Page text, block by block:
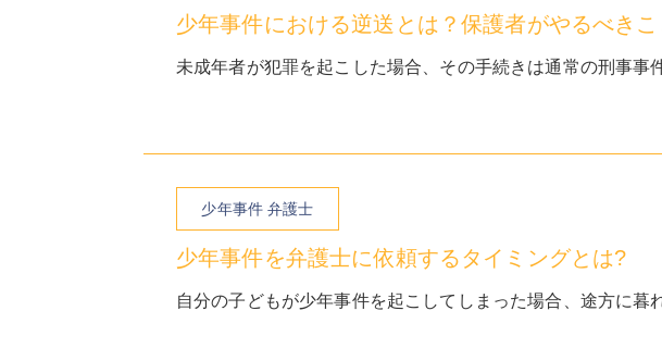
少年事件における逆送とは？保護者がやるべきこ
未成年者が犯罪を起こした場合、その手続きは通常の刑事事
少年事件 弁護士
少年事件を弁護士に依頼するタイミングとは?
自分の子どもが少年事件を起こしてしまった場合、途方に暮